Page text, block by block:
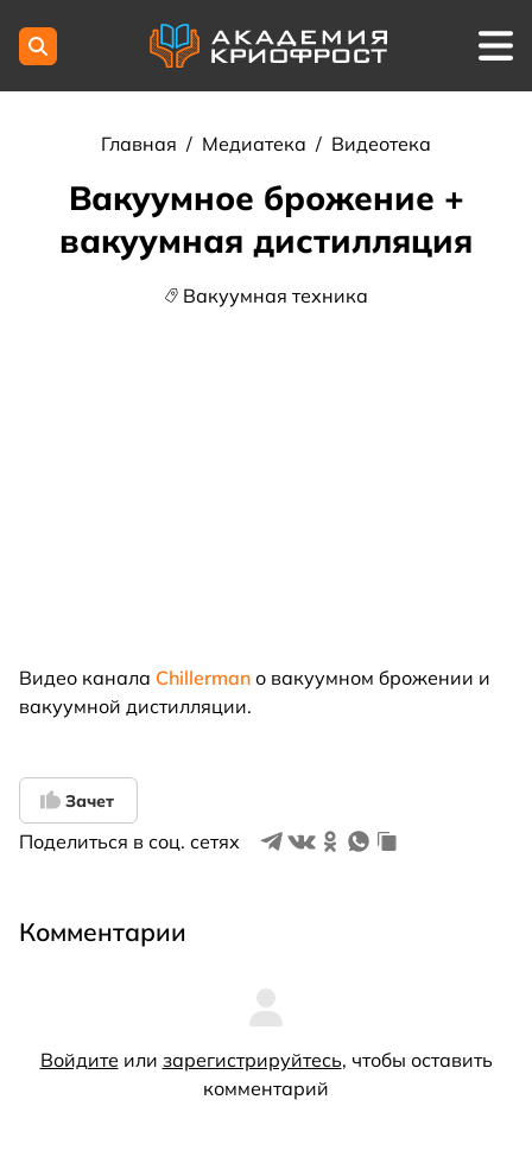
Главная / Медиатека / Видеотека
Вакуумное брожение +
вакуумная дистилляция
Вакуумная техника
Видео канала Chillerman о вакуумном брожении и
вакуумной дистилляции.
Зачет
Поделиться в соц. сетях
Комментарии
Войдите или зарегистрируйтесь, чтобы оставить
комментарий